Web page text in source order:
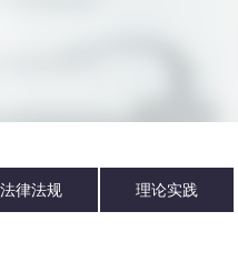
法律法规 理论实践